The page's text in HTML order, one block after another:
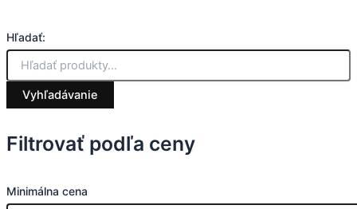
Hľadať:
Vyhľadávanie
Filtrovať podľa ceny
Minimálna cena